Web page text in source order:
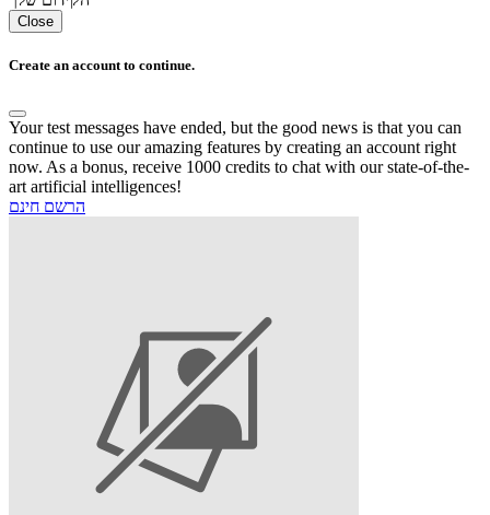
Close
Create an account to continue.
Your test messages have ended, but the good news is that you can
continue to use our amazing features by creating an account right
now. As a bonus, receive 1000 credits to chat with our state-of-the-
art artificial intelligences!
הרשם חינם